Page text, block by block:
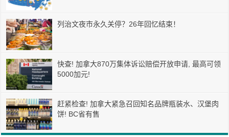
列治文夜市永久关停？26年回忆结束！
快查! 加拿大870万集体诉讼赔偿开放申请, 最高可领
5000加元!
赶紧检查! 加拿大紧急召回知名品牌瓶装水、汉堡肉
饼! BC省有售